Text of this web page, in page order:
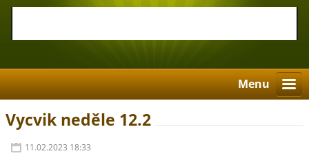
Menu
Vycvik neděle 12.2
11.02.2023 18:33